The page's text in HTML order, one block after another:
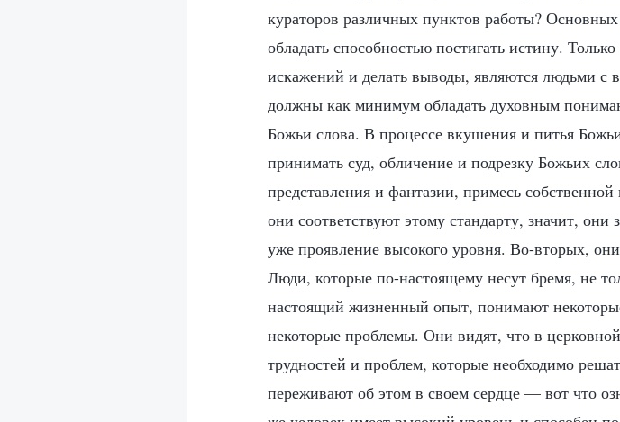
кураторов различных пунктов работы?
обладать способностью постигать истину.
искажений и делать выводы, являются людьми
должны как минимум обладать духовным
Божьи слова. В процессе вкушения и питья
принимать суд, обличение и подрезку Божьих
представления и фантазии, примесь
они соответствуют этому стандарту, значит,
уже проявление высокого уровня. Во-вторых,
Люди, которые по-настоящему несут бремя, не
настоящий жизненный опыт, понимают
некоторые проблемы. Они видят, что в
трудностей и проблем, которые необходимо
переживают об этом в своем сердце — вот что